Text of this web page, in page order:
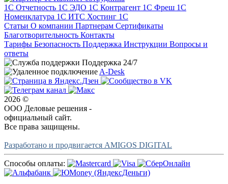
1С Отчетность 1С ЭДО 1С Контрагент 1С Фреш 1С
Номенклатура 1С ИТС Хостинг 1С
Статьи О компании Партнерам Сертификаты
Благотворительность Контакты
Тарифы Безопасность Поддержка Инструкции Вопросы и
ответы
Поддержка 24/7
A-Desk
2026 ©
ООО Деловые решения -
официальный сайт.
Все права защищены.
Разработано и продвигается AMIGOS DIGITAL
Способы оплаты: